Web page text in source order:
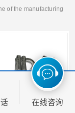
of the manufacturing
在线咨询